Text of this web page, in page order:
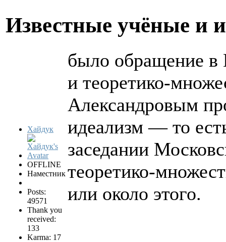
Известные учёные и
Хайдук
OFFLINE
Наместник
Posts:
49571
Thank you
received:
133
Karma: 17
было обращение в
и теоретико-
Александровым
идеализм — то
заседании
теоретико-
или около этого.